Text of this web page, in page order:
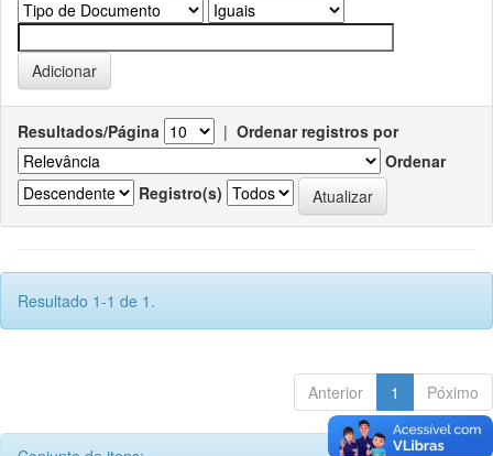
Resultados/Página | Ordenar registros por
Ordenar
Registro(s)
Resultado 1-1 de 1.
Anterior 1 Póximo